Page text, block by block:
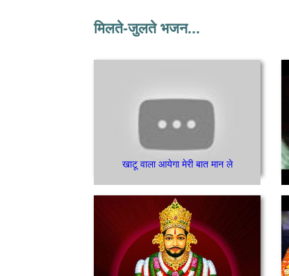
मिलते-जुलते भजन...
खाटू वाला आयेगा मेरी बात मान ले